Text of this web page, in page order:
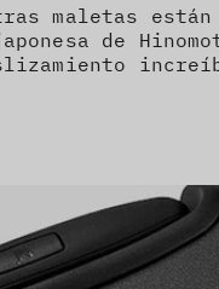
maletas
de